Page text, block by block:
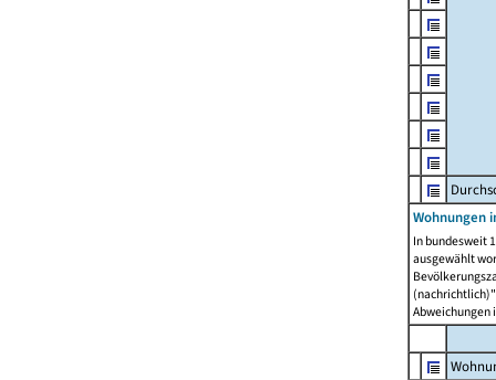
Wohnungen
In bundesweit
ausgewählt
Abweichungen